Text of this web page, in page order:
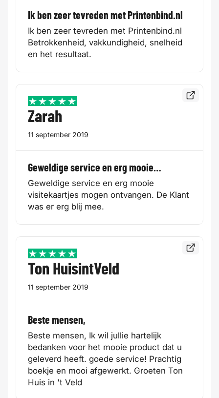
Ik ben zeer tevreden met Printenbind.nl
Ik ben zeer tevreden met Printenbind.nl
Betrokkenheid, vakkundigheid, snelheid
en het resultaat.
5 / 5
Zarah
11 september 2019
Geweldige service en erg mooie…
Geweldige service en erg mooie
visitekaartjes mogen ontvangen. De Klant
was er erg blij mee.
Bekijk
5 / 5
Ton HuisintVeld
11 september 2019
Beste mensen,
Beste mensen, Ik wil jullie hartelijk
bedanken voor het mooie product dat u
geleverd heeft. goede service! Prachtig
boekje en mooi afgewerkt. Groeten Ton
Huis in 't Veld
Bekijk